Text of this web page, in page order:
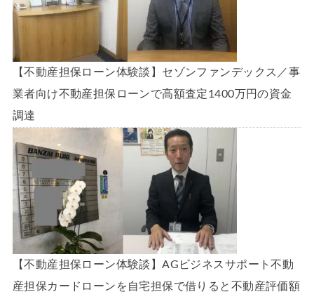
【不動産担保ローン体験談】セゾンファンデックス／事
業者向け不動産担保ローンで高額査定1400万円の資金
調達
【不動産担保ローン体験談】AGビジネスサポート不動
産担保カードローンを自宅担保で借りると不動産評価額